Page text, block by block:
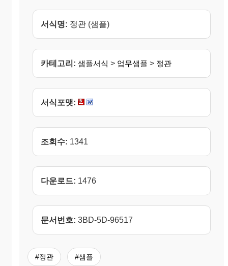
서식명: 정관 (샘플)
카테고리: 샘플서식 > 업무샘플 > 정관
서식포맷:
조회수: 1341
다운로드: 1476
문서번호: 3BD-5D-96517
#정관 #샘플